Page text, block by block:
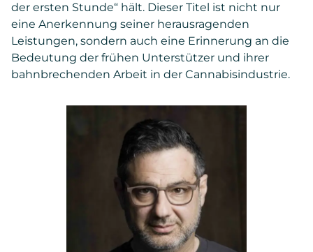
der ersten Stunde“ hält. Dieser Titel ist nicht nur
eine Anerkennung seiner herausragenden
Leistungen, sondern auch eine Erinnerung an die
Bedeutung der frühen Unterstützer und ihrer
bahnbrechenden Arbeit in der Cannabisindustrie.